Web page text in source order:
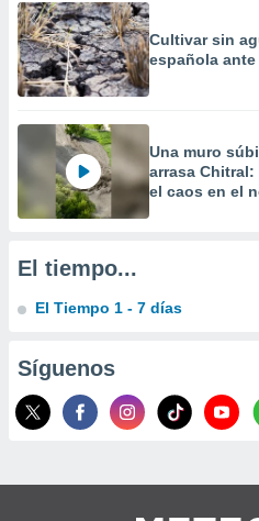
e
mediante
publicidad
publicidad
de
1199
Cultivar sin
española
Una muro
arrasa
el caos en el
El tiempo...
El Tiempo 1 - 7 días
Síguenos